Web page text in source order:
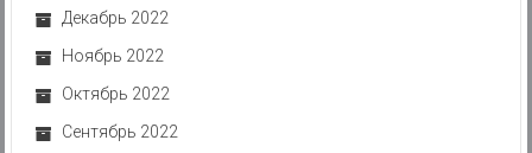
Декабрь 2022
Ноябрь 2022
Октябрь 2022
Сентябрь 2022